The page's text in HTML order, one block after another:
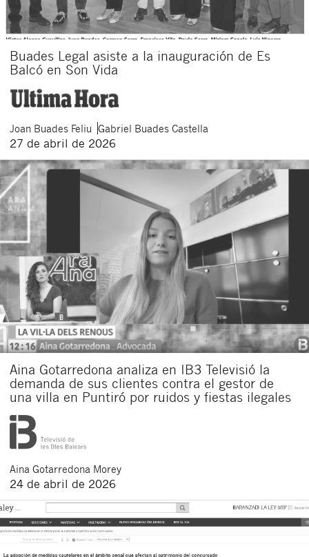
Buades Legal asiste a la inauguración de Es
Balcó en Son Vida
Joan Buades Feliu Gabriel Buades Castella
27 de abril de 2026
Aina Gotarredona analiza en IB3 Televisió la
demanda de sus clientes contra el gestor de
una villa en Puntiró por ruidos y fiestas ilegales
Aina Gotarredona Morey
24 de abril de 2026